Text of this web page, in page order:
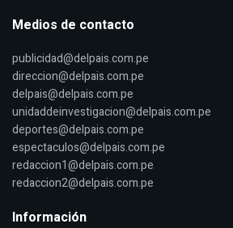
Medios de contacto
publicidad@delpais.com.pe
direccion@delpais.com.pe
delpais@delpais.com.pe
unidaddeinvestigacion@delpais.com.pe
deportes@delpais.com.pe
espectaculos@delpais.com.pe
redaccion1@delpais.com.pe
redaccion2@delpais.com.pe
Información